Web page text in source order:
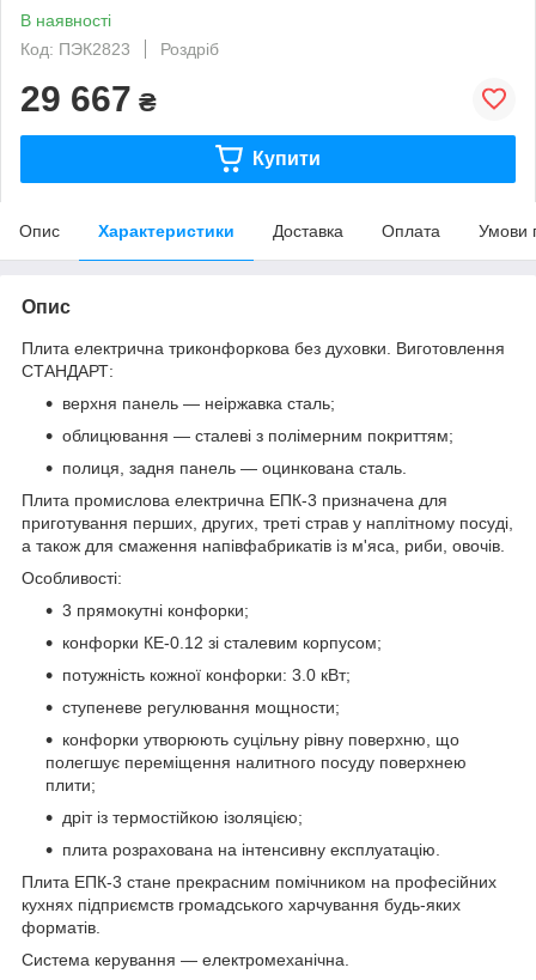
В наявності
Код: ПЭК2823
Роздріб
29 667 ₴
Купити
Опис Характеристики Доставка Оплата Умови
Опис
Плита електрична триконфоркова без духовки. Виготовлення
СТАНДАРТ:
верхня панель — неіржавка сталь;
облицювання — сталеві з полімерним покриттям;
полиця, задня панель — оцинкована сталь.
Плита промислова електрична ЕПК-3 призначена для
приготування перших, других, треті страв у наплітному посуді,
а також для смаження напівфабрикатів із м'яса, риби, овочів.
Особливості:
3 прямокутні конфорки;
конфорки КЕ-0.12 зі сталевим корпусом;
потужність кожної конфорки: 3.0 кВт;
ступеневе регулювання мощности;
конфорки утворюють суцільну рівну поверхню, що
полегшує переміщення налитного посуду поверхнею
плити;
дріт із термостійкою ізоляцією;
плита розрахована на інтенсивну експлуатацію.
Плита ЕПК-3 стане прекрасним помічником на професійних
кухнях підприємств громадського харчування будь-яких
форматів.
Система керування — електромеханічна.